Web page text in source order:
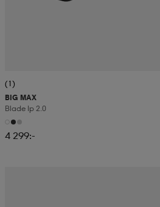
(1)
BIG MAX
Blade Ip 2.0
4 299:-